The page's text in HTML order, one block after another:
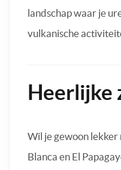
landschap waar je
vulkanische
Heerlijke
Wil je gewoon lekker
Blanca en El